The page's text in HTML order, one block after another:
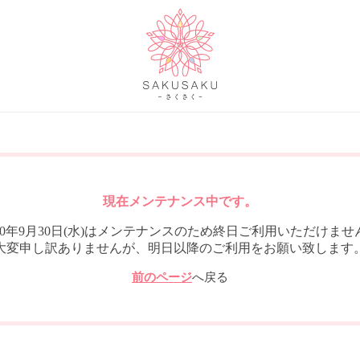
現在メンテナンス中です。
年9月30日(水)はメンテナンスのため終日ご利用いただけませ
変申し訳ありませんが、明日以降のご利用をお願い致します
前のページへ戻る